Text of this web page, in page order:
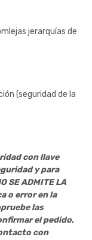
jerarquías de
(seguridad de la
con llave
y para
SE ADMITE LA
o error en la
las
el pedido,
con